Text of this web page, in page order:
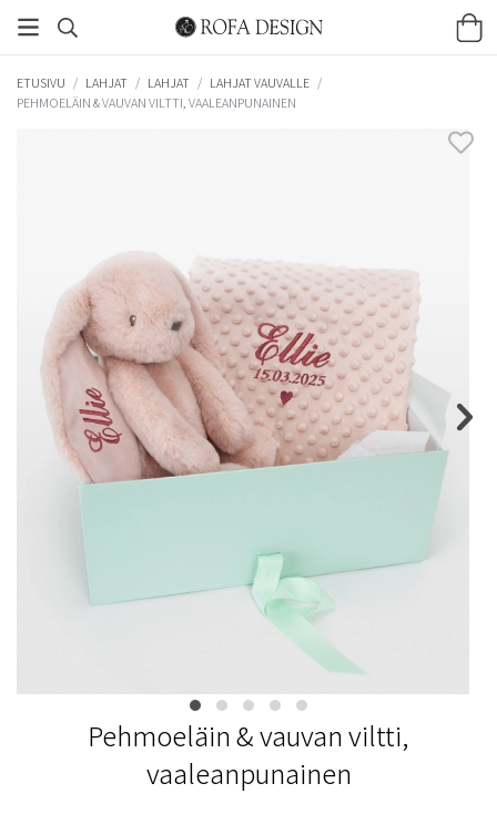
ETUSIVU / LAHJAT / LAHJAT / LAHJAT VAUVALLE /
PEHMOELÄIN & VAUVAN VILTTI, VAALEANPUNAINEN
Pehmoeläin & vauvan viltti,
vaaleanpunainen